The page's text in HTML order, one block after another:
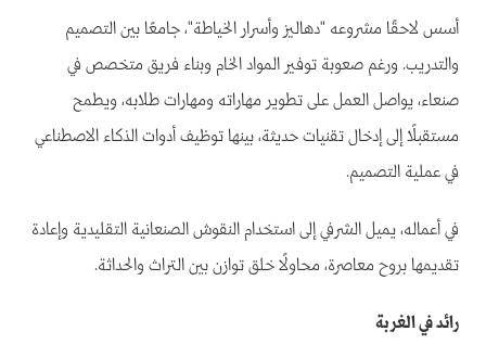
أسس لاحقًا مشروعه "دهاليز وأسرار الخياطة"، جامعًا بين التصميم
والتدريب. ورغم صعوبة توفير المواد الخام وبناء فريق متخصص في
صنعاء، يواصل العمل على تطوير مهاراته ومهارات طلابه، ويطمح
مستقبلًا إلى إدخال تقنيات حديثة، بينها توظيف أدوات الذكاء الاصطناعي
في عملية التصميم.
في أعماله، يميل الشرفي إلى استخدام النقوش الصنعانية التقليدية وإعادة
تقديمها بروح معاصرة، محاولًا خلق توازن بين التراث والحداثة.
رائد في الغربة